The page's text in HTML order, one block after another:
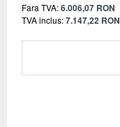
Fara TVA:6.006,07 RON
TVA inclus:7.147,22 RON